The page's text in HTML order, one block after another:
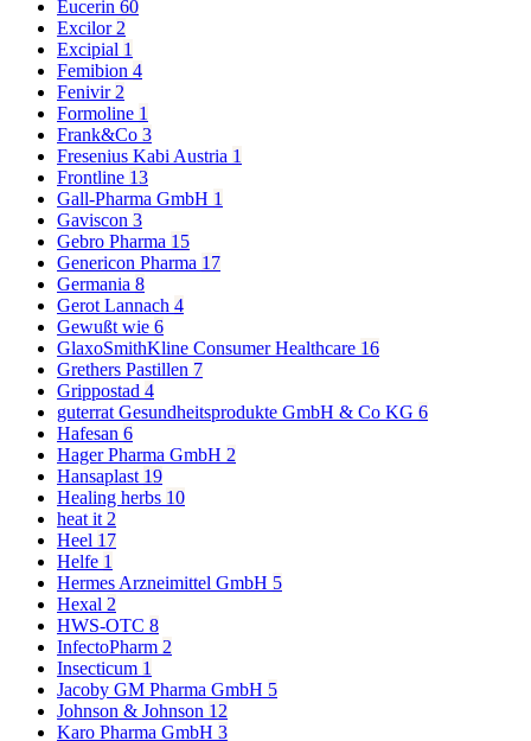
Eucerin 60
Excilor 2
Excipial 1
Femibion 4
Fenivir 2
Formoline 1
Frank&Co 3
Fresenius Kabi Austria 1
Frontline 13
Gall-Pharma GmbH 1
Gaviscon 3
Gebro Pharma 15
Genericon Pharma 17
Germania 8
Gerot Lannach 4
Gewußt wie 6
GlaxoSmithKline Consumer Healthcare 16
Grethers Pastillen 7
Grippostad 4
guterrat Gesundheitsprodukte GmbH & Co KG 6
Hafesan 6
Hager Pharma GmbH 2
Hansaplast 19
Healing herbs 10
heat it 2
Heel 17
Helfe 1
Hermes Arzneimittel GmbH 5
Hexal 2
HWS-OTC 8
InfectoPharm 2
Insecticum 1
Jacoby GM Pharma GmbH 5
Johnson & Johnson 12
Karo Pharma GmbH 3